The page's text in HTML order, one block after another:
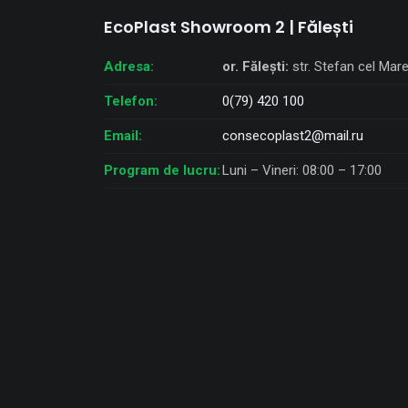
EcoPlast Showroom 2 | Fălești
Adresa: or. Fălești: str. Stefan cel
Telefon: 0(79) 420 100
Email: consecoplast2@mail.ru
Program de lucru:Luni – Vineri: 08:00 – 17:00